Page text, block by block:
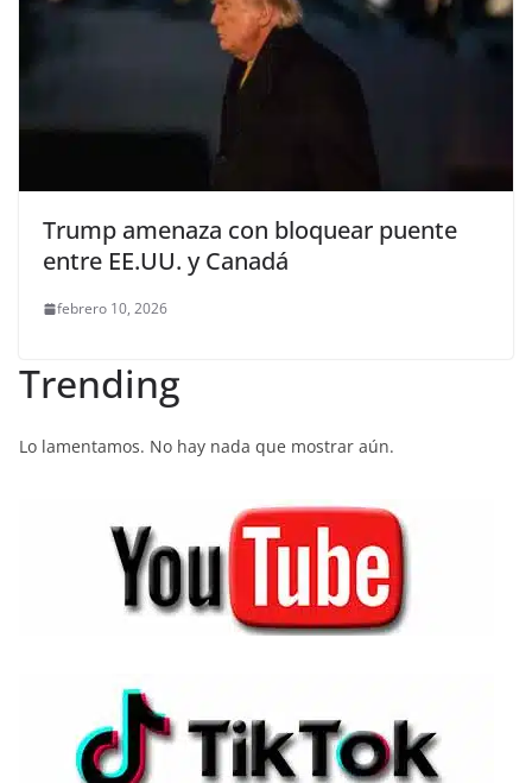
Trump amenaza con bloquear puente
entre EE.UU. y Canadá
febrero 10, 2026
Trending
Lo lamentamos. No hay nada que mostrar aún.